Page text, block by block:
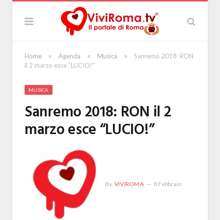
Home » Agenda » Musica »
Sanremo 2018: RON
il 2 marzo esce “LUCIO!”
MUSICA
Sanremo 2018: RON il 2
marzo esce “LUCIO!”
By VIVIROMA 8 Febbraio